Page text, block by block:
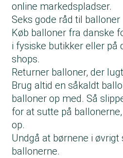
online markedspladser.
Seks gode råd til balloner
Køb balloner fra danske
i fysiske butikker eller på
shops.
Returner balloner, der
Brug altid en såkaldt
balloner op med. Så
for at sutte på
op.
Undgå at børnene i øvrigt
ballonerne.